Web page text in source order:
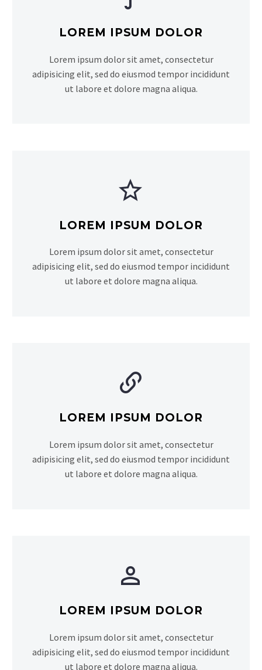
LOREM IPSUM DOLOR
Lorem ipsum dolor sit amet, consectetur
adipisicing elit, sed do eiusmod tempor incididunt
ut labore et dolore magna aliqua.


LOREM IPSUM DOLOR
Lorem ipsum dolor sit amet, consectetur
adipisicing elit, sed do eiusmod tempor incididunt
ut labore et dolore magna aliqua.


LOREM IPSUM DOLOR
Lorem ipsum dolor sit amet, consectetur
adipisicing elit, sed do eiusmod tempor incididunt
ut labore et dolore magna aliqua.


LOREM IPSUM DOLOR
Lorem ipsum dolor sit amet, consectetur
adipisicing elit, sed do eiusmod tempor incididunt
ut labore et dolore magna aliqua.